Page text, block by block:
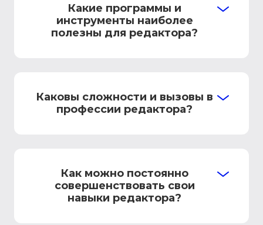
Какие программы и
инструменты наиболее
полезны для редактора?
Каковы сложности и вызовы в
профессии редактора?
Как можно постоянно
совершенствовать свои
навыки редактора?